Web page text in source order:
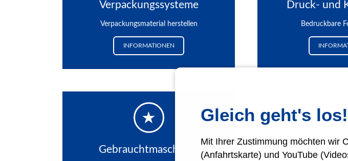
Verpackungssysteme
Verpackungsmaterial herstellen
INFORMATIONEN
Druck- und
Bedruckbare
Gebrauchtmaschinen Nachhaltiges
Gleich geht's los!
Mit Ihrer Zustimmung möchten wir
(Anfahrtskarte) und YouTube